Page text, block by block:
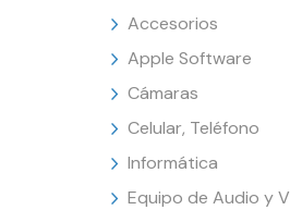
Accesorios
Apple Software
Cámaras
Celular, Teléfono
Informática
Equipo de Audio y